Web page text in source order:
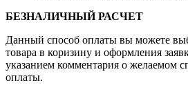
БЕЗНАЛИЧНЫЙ РАСЧЕТ
Данный способ оплаты вы можете
товара в коризину и оформления
указанием комментария о желаемом
оплаты.